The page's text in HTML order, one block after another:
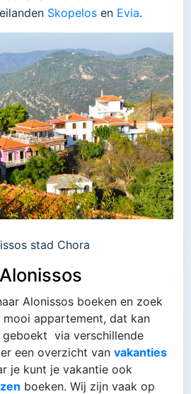
Skopelos en Evia.
stad Chora
Alonissos boeken en zoek
appartement, dat kan
via verschillende
een overzicht van vakanties
je kunt je vakantie ook
boeken. Wij zijn vaak op